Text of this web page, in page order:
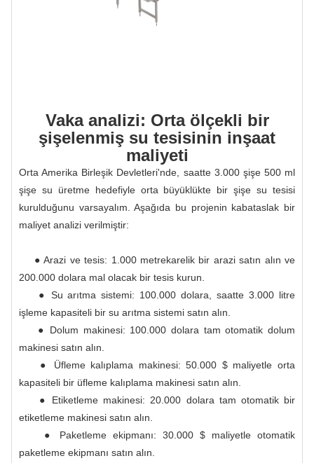
Vaka analizi: Orta ölçekli bir
şişelenmiş su tesisinin inşaat
maliyeti
Orta Amerika Birleşik Devletleri'nde, saatte 3.000 şişe 500 ml
şişe su üretme hedefiyle orta büyüklükte bir şişe su tesisi
kurulduğunu varsayalım. Aşağıda bu projenin kabataslak bir
maliyet analizi verilmiştir:
● Arazi ve tesis: 1.000 metrekarelik bir arazi satın alın ve
200.000 dolara mal olacak bir tesis kurun.
● Su arıtma sistemi: 100.000 dolara, saatte 3.000 litre
işleme kapasiteli bir su arıtma sistemi satın alın.
● Dolum makinesi: 100.000 dolara tam otomatik dolum
makinesi satın alın.
● Üfleme kalıplama makinesi: 50.000 $ maliyetle orta
kapasiteli bir üfleme kalıplama makinesi satın alın.
● Etiketleme makinesi: 20.000 dolara tam otomatik bir
etiketleme makinesi satın alın.
● Paketleme ekipmanı: 30.000 $ maliyetle otomatik
paketleme ekipmanı satın alın.